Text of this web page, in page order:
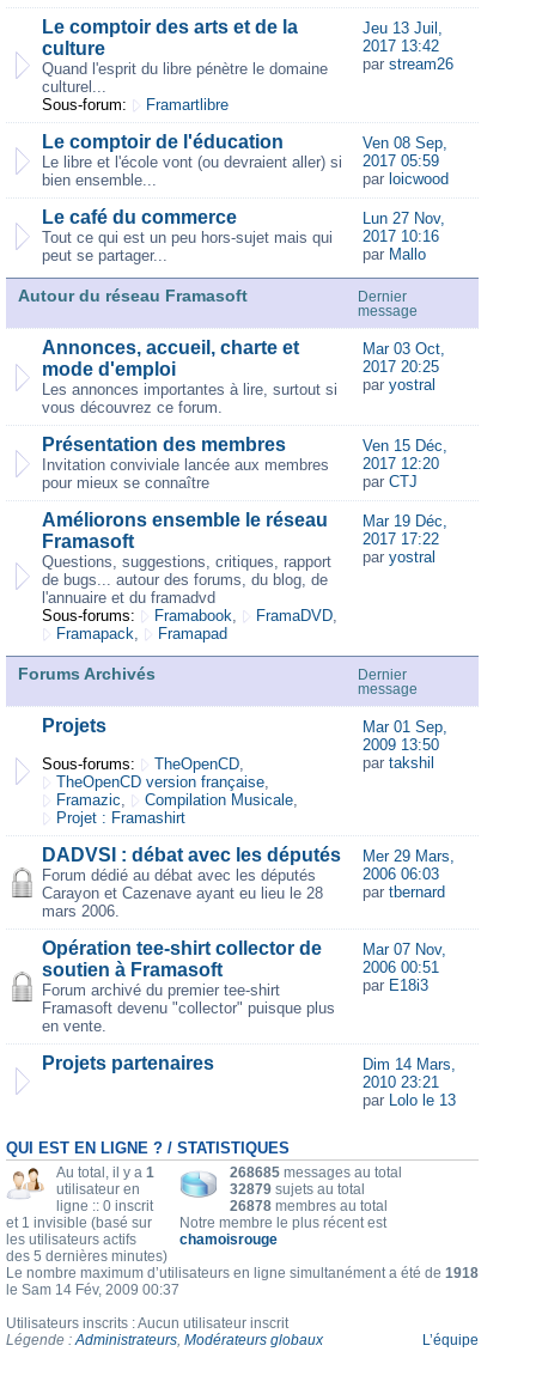
Le comptoir des arts et de la
culture
Quand l'esprit du libre pénètre le domaine
culturel...
Sous-forum:
Framartlibre
Jeu 13 Juil,
2017 13:42
par stream26
Le comptoir de l'éducation
Le libre et l'école vont (ou devraient aller) si
bien ensemble...
Ven 08 Sep,
2017 05:59
par loicwood
Le café du commerce
Tout ce qui est un peu hors-sujet mais qui
peut se partager...
Lun 27 Nov,
2017 10:16
par Mallo
Autour du réseau Framasoft
Dernier
message
Annonces, accueil, charte et
mode d'emploi
Les annonces importantes à lire, surtout si
vous découvrez ce forum.
Mar 03 Oct,
2017 20:25
par yostral
Présentation des membres
Invitation conviviale lancée aux membres
pour mieux se connaître
Ven 15 Déc,
2017 12:20
par CTJ
Améliorons ensemble le réseau
Framasoft
Questions, suggestions, critiques, rapport
de bugs... autour des forums, du blog, de
l'annuaire et du framadvd
Sous-forums:
Framabook, FramaDVD,
Framapack, Framapad
Mar 19 Déc,
2017 17:22
par yostral
Forums Archivés
Dernier
message
Projets
Sous-forums: TheOpenCD,
TheOpenCD version française,
Framazic, Compilation Musicale,
Projet : Framashirt
Mar 01 Sep,
2009 13:50
par takshil
DADVSI : débat avec les députés
Forum dédié au débat avec les députés
Carayon et Cazenave ayant eu lieu le 28
mars 2006.
Mer 29 Mars,
2006 06:03
par tbernard
Opération tee-shirt collector de
soutien à Framasoft
Forum archivé du premier tee-shirt
Framasoft devenu "collector" puisque plus
en vente.
Mar 07 Nov,
2006 00:51
par E18i3
Projets partenaires
Dim 14 Mars,
2010 23:21
par Lolo le 13
QUI EST EN LIGNE ? / STATISTIQUES
268685 messages au total
32879 sujets au total
26878 membres au total
Notre membre le plus récent est
chamoisrouge
Au total, il y a 1
utilisateur en
ligne :: 0 inscrit
et 1 invisible (basé sur
les utilisateurs actifs
des 5 dernières minutes)
Le nombre maximum d’utilisateurs en ligne simultanément a été de 1918
le Sam 14 Fév, 2009 00:37
Utilisateurs inscrits : Aucun utilisateur inscrit
Légende :Administrateurs, Modérateurs globaux L’équipe